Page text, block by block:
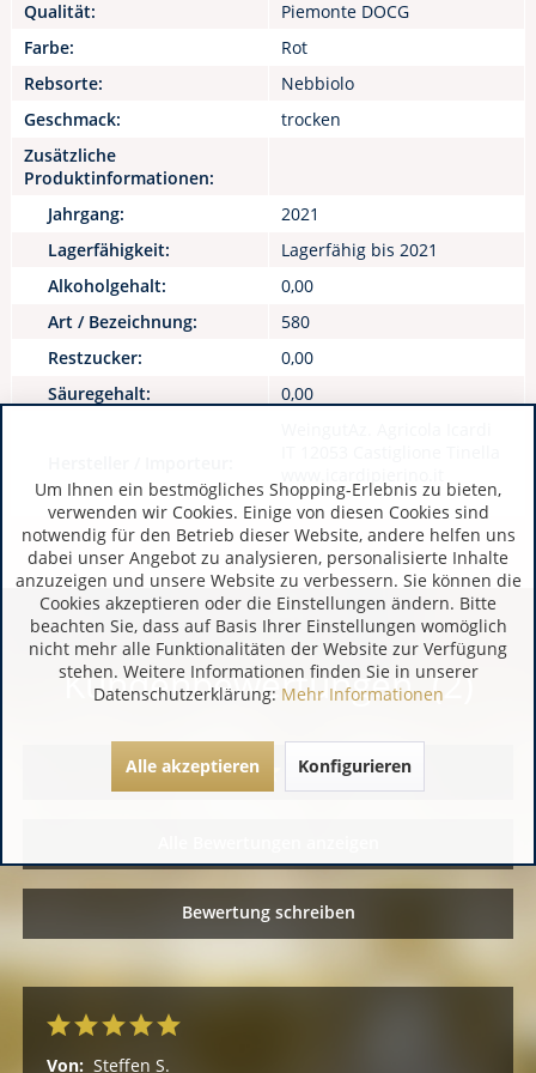
Qualität:
Piemonte DOCG
Farbe:
Rot
Rebsorte:
Nebbiolo
Geschmack:
trocken
Zusätzliche
Produktinformationen:
Jahrgang:
2021
Lagerfähigkeit:
Lagerfähig bis 2021
Alkoholgehalt:
0,00
Art / Bezeichnung:
580
Restzucker:
0,00
Säuregehalt:
0,00
Kundenbewertungen (2)
Bewertung schreiben
Von: Steffen S.
Um Ihnen ein bestmögliches Shopping-Erlebnis zu bieten,
verwenden wir Cookies. Einige von diesen Cookies sind
notwendig für den Betrieb dieser Website, andere helfen uns
dabei unser Angebot zu analysieren, personalisierte Inhalte
anzuzeigen und unsere Website zu verbessern. Sie können die
Cookies akzeptieren oder die Einstellungen ändern. Bitte
beachten Sie, dass auf Basis Ihrer Einstellungen womöglich
nicht mehr alle Funktionalitäten der Website zur Verfügung
stehen. Weitere Informationen finden Sie in unserer
Datenschutzerklärung: Mehr Informationen
Alle akzeptieren Konfigurieren